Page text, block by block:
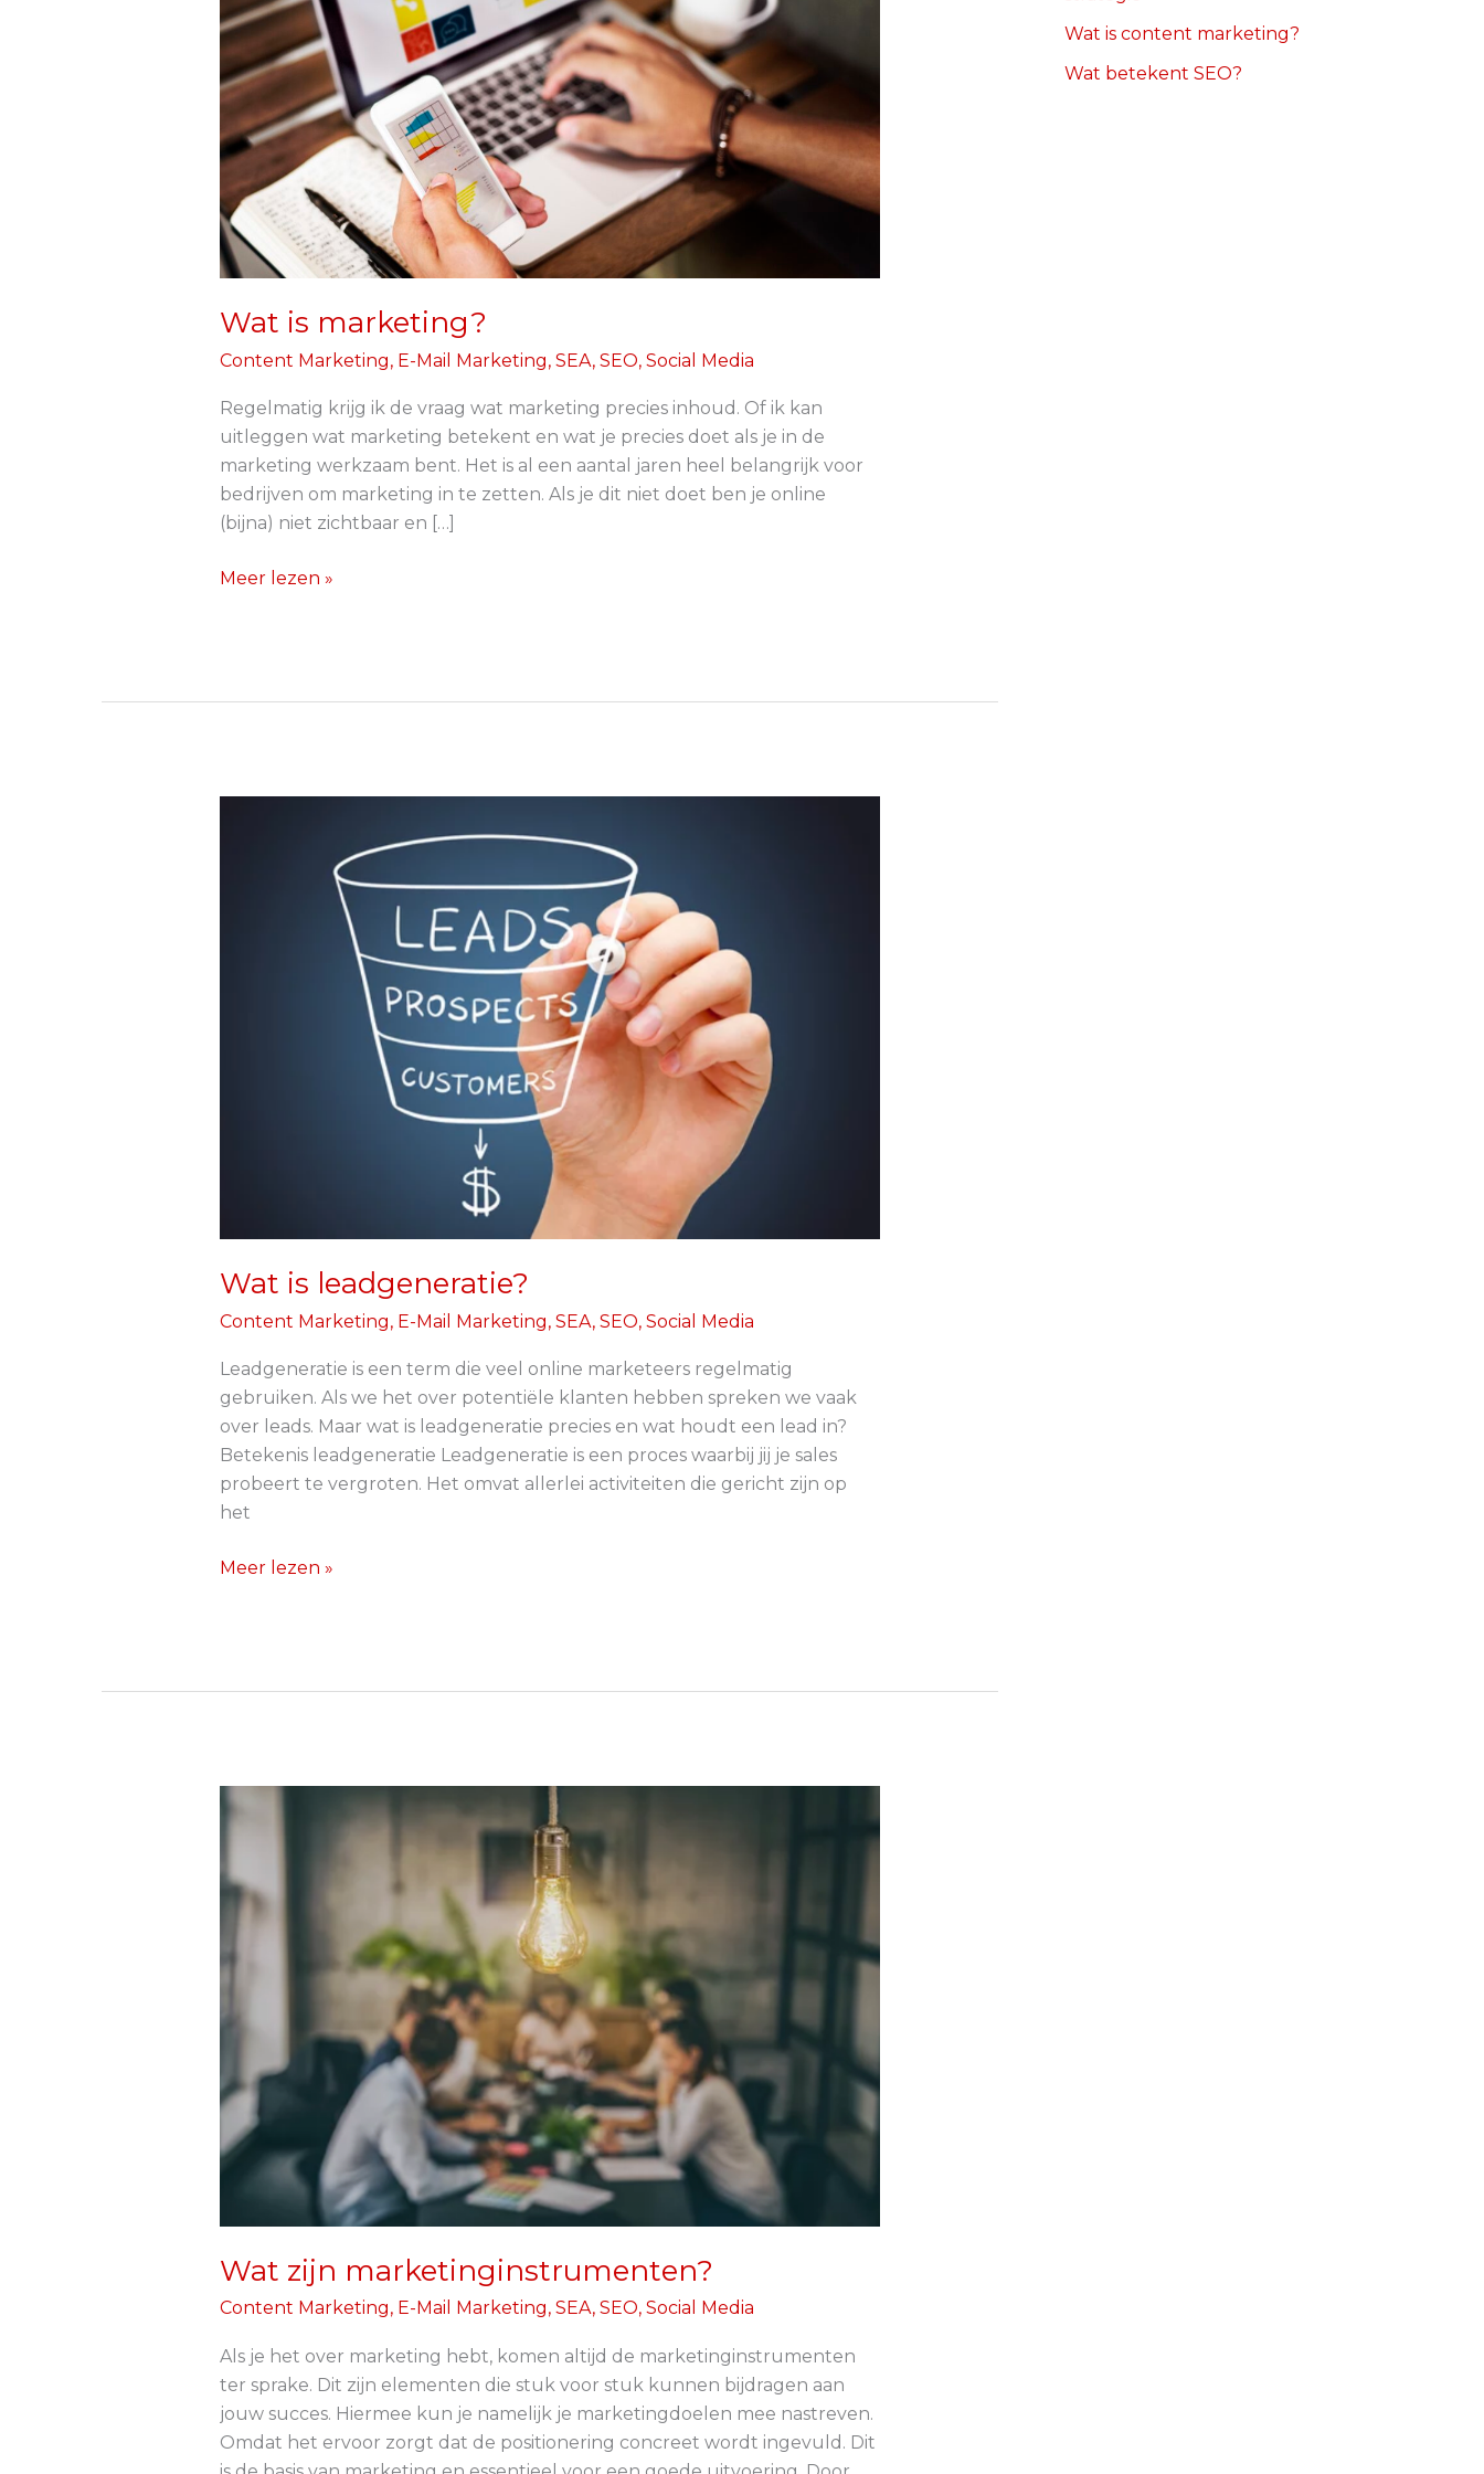
Wat is marketing?
Content Marketing, E-Mail Marketing, SEA, SEO, Social Media
Regelmatig krijg ik de vraag wat marketing precies inhoud. Of ik kan
uitleggen wat marketing betekent en wat je precies doet als je in de
marketing werkzaam bent. Het is al een aantal jaren heel belangrijk voor
bedrijven om marketing in te zetten. Als je dit niet doet ben je online
(bijna) niet zichtbaar en […]
Meer lezen »
Wat is leadgeneratie?
Content Marketing, E-Mail Marketing, SEA, SEO, Social Media
Leadgeneratie is een term die veel online marketeers regelmatig
gebruiken. Als we het over potentiële klanten hebben spreken we vaak
over leads. Maar wat is leadgeneratie precies en wat houdt een lead in?
Betekenis leadgeneratie Leadgeneratie is een proces waarbij jij je sales
probeert te vergroten. Het omvat allerlei activiteiten die gericht zijn op
het
leadgeneratie?
Meer lezen »
Wat zijn marketinginstrumenten?
Content Marketing, E-Mail Marketing, SEA, SEO, Social Media
Als je het over marketing hebt, komen altijd de marketinginstrumenten
ter sprake. Dit zijn elementen die stuk voor stuk kunnen bijdragen aan
jouw succes. Hiermee kun je namelijk je marketingdoelen mee nastreven.
Omdat het ervoor zorgt dat de positionering concreet wordt ingevuld. Dit
Wat is content marketing?
Wat betekent SEO?